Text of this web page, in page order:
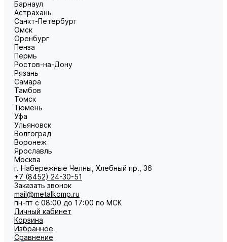
Барнаул
Астрахань
Санкт-Петербург
Омск
Оренбург
Пенза
Пермь
Ростов-на-Дону
Рязань
Самара
Тамбов
Томск
Тюмень
Уфа
Ульяновск
Волгоград
Воронеж
Ярославль
Москва
г. Набережные Челны, Хлебный пр., 36
+7 (8452) 24-30-51
Заказать звонок
mail@metalkomp.ru
пн-пт с 08:00 до 17:00 по МСК
Личный кабинет
Корзина
Избранное
Сравнение